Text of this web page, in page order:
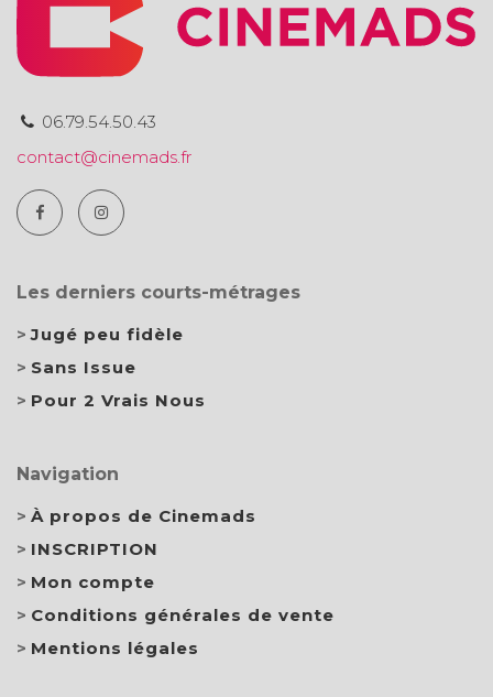
06.79.54.50.43
contact@cinemads.fr
Les derniers courts-métrages
Jugé peu fidèle
Sans Issue
Pour 2 Vrais Nous
Navigation
À propos de Cinemads
INSCRIPTION
Mon compte
Conditions générales de vente
Mentions légales